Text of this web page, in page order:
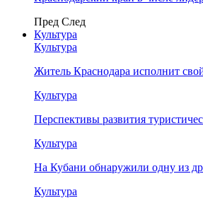
Пред След
Культура
Культура
Житель Краснодара исполнит
Культура
Перспективы развития
Культура
На Кубани обнаружили одну из
Культура